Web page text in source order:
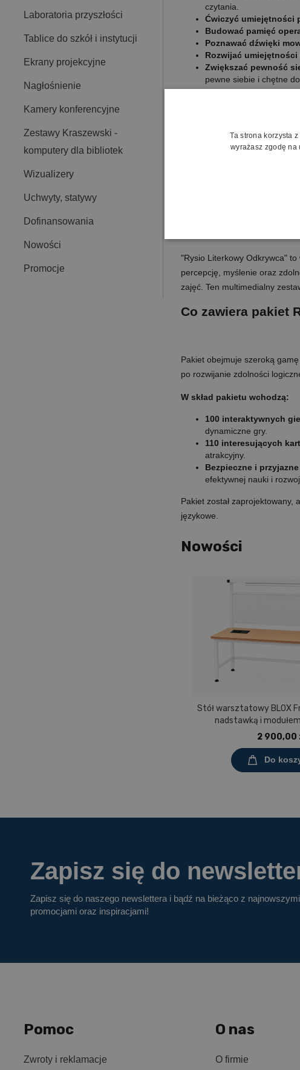
Laboratoria przyszłości
Tablice do szkół i instytucji
Ekrany projekcyjne
Nagłośnienie
Kamery konferencyjne
Zestawy Kraszewski -
komputery dla bibliotek
Wizualizery
Uchwyty, statywy
Dofinansowania
Nowości
Promocje
czytania.
Ćwiczyć umiejętności
Budować pamięć
Poznawać dźwięki
Rozwijać
Zwiększać pewność
pewne siebie i chętne
Oferuje gotowe
Wspiera
dziecka.
–
Przygotuj
"Rysio Literkowy Odkrywca"
percepcję, myślenie oraz
zajęć. Ten multimedialny
Co zawiera pakiet
Pakiet obejmuje szeroką
po rozwijanie zdolności
W skład pakietu wchodzą:
100 interaktywnych
dynamiczne gry.
110 interesujących
atrakcyjny.
Bezpieczne i
efektywnej nauki i
Pakiet został
językowe.
Nowości
Stół warsztatowy BLOX
nadstawką i
Prostokąt 1200x600
2 900,00
Do
Zapisz się do
Zapisz się do naszego newslettera i bądź na bieżąco z
promocjami oraz inspiracjami!
Pomoc
Zwroty i reklamacje
O nas
O firmie
Ta strona korzysta
wyrażasz zgodę na